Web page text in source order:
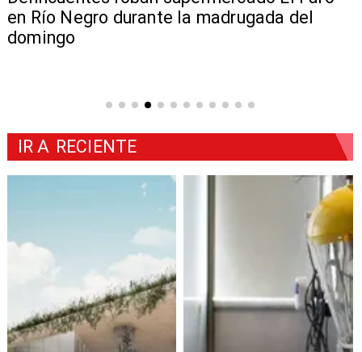
en Río Negro durante la madrugada del
domingo
IR A RECIENTE